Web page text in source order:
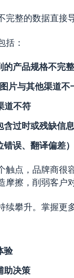
整的数据直接
括：
的产品规格不完整
片与其他渠道不
道不符
含过时或残缺信息
误、翻译偏差
触点，品牌商很
擦，削弱客户
续攀升。掌握更
验
助决策